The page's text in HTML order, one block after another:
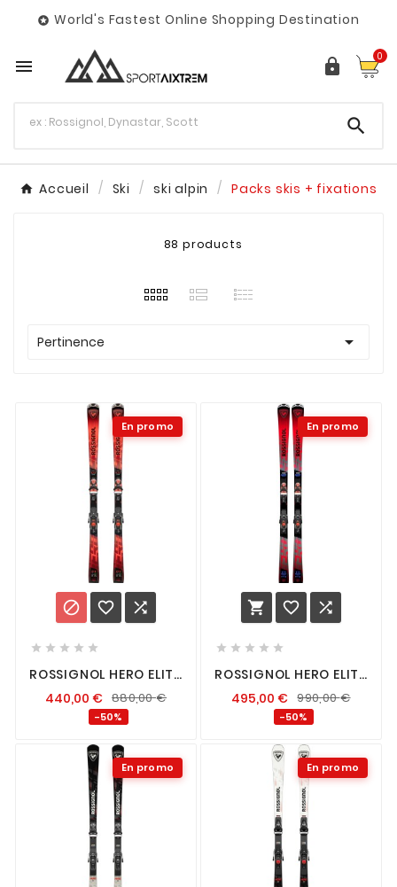
 World's Fastest Online Shopping Destination
  0

Accueil Ski ski alpin Packs skis + fixations
88 products
Pertinence 
En promo
  
    
ROSSIGNOL HERO ELITE
440,00 € 880,00€
-50%
En promo
  
    
ROSSIGNOL HERO ELITE
495,00€ 990,00€
-50%
En promo En promo